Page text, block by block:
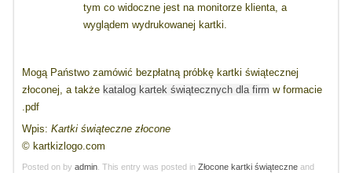
tym co widoczne jest na monitorze klienta, a
wyglądem wydrukowanej kartki.
Mogą Państwo zamówić bezpłatną próbkę kartki świątecznej
złoconej, a także katalog kartek świątecznych dla firm w formacie
.pdf
Wpis: Kartki świąteczne złocone
© kartkizlogo.com
Posted on by admin. This entry was posted in Złocone kartki świąteczneand